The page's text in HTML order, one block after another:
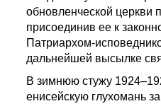
обновленческой церкви
присоединив ее к
Патриархом-
дальнейшей высылке
В зимнюю стужу
енисейскую глухомань